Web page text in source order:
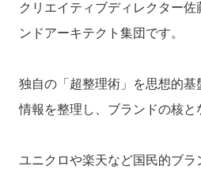
クリエイティブディレクター
ンドアーキテクト集団です。
独自の「超整理術」を思想的
情報を整理し、ブランドの核と
ユニクロや楽天など国民的ブ